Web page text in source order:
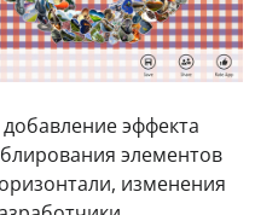
эффекта
элементов
изменения